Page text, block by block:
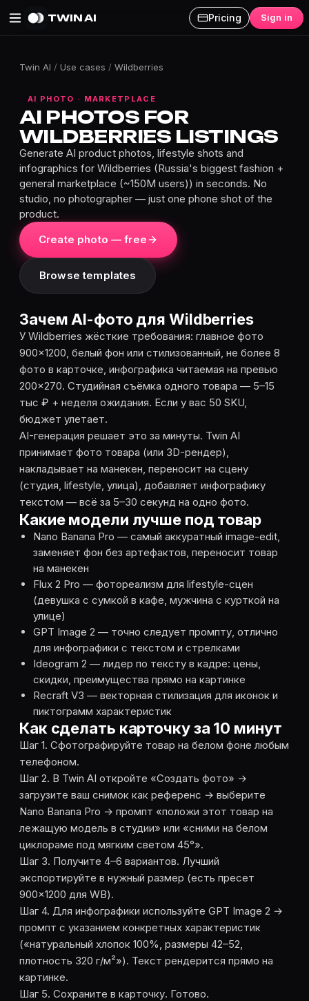
TWIN AI Pricing Sign in
Twin AI / Use cases / Wildberries
AI PHOTO · MARKETPLACE
AI PHOTOS FOR
WILDBERRIES LISTINGS
Generate AI product photos, lifestyle shots and
infographics for Wildberries (Russia's biggest fashion +
general marketplace (~150M users)) in seconds. No
studio, no photographer — just one phone shot of the
product.
Create photo — free
Browse templates
Зачем AI-фото для Wildberries
У Wildberries жёсткие требования: главное фото
900×1200, белый фон или стилизованный, не более 8
фото в карточке, инфографика читаемая на превью
200×270. Студийная съёмка одного товара — 5–15
тыс ₽ + неделя ожидания. Если у вас 50 SKU,
бюджет улетает.
AI-генерация решает это за минуты. Twin AI
принимает фото товара (или 3D-рендер),
накладывает на манекен, переносит на сцену
(студия, lifestyle, улица), добавляет инфографику
текстом — всё за 5–30 секунд на одно фото.
Какие модели лучше под товар
Nano Banana Pro — самый аккуратный image-edit,
заменяет фон без артефактов, переносит товар
на манекен
Flux 2 Pro — фотореализм для lifestyle-сцен
(девушка с сумкой в кафе, мужчина с курткой на
улице)
GPT Image 2 — точно следует промпту, отлично
для инфографики с текстом и стрелками
Ideogram 2 — лидер по тексту в кадре: цены,
скидки, преимущества прямо на картинке
Recraft V3 — векторная стилизация для иконок и
пиктограмм характеристик
Как сделать карточку за 10 минут
Шаг 1. Сфотографируйте товар на белом фоне любым
телефоном.
Шаг 2. В Twin AI откройте «Создать фото» →
загрузите ваш снимок как референс → выберите
Nano Banana Pro → промпт «положи этот товар на
лежащую модель в студии» или «сними на белом
циклораме под мягким светом 45°».
Шаг 3. Получите 4–6 вариантов. Лучший
экспортируйте в нужный размер (есть пресет
900×1200 для WB).
Шаг 4. Для инфографики используйте GPT Image 2 →
промпт с указанием конкретных характеристик
(«натуральный хлопок 100%, размеры 42–52,
плотность 320 г/м²»). Текст рендерится прямо на
картинке.
Шаг 5. Сохраните в карточку. Готово.